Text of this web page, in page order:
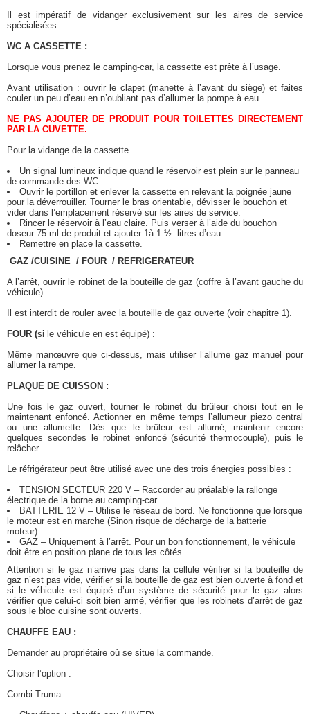
Il est impératif de vidanger exclusivement sur les aires de service
spécialisées.
WC A CASSETTE :
Lorsque vous prenez le camping-car, la cassette est prête à l’usage.
Avant utilisation : ouvrir le clapet (manette à l’avant du siège) et faites
couler un peu d’eau en n’oubliant pas d’allumer la pompe à eau.
NE PAS AJOUTER DE PRODUIT POUR TOILETTES DIRECTEMENT
PAR LA CUVETTE.
Pour la vidange de la cassette
Un signal lumineux indique quand le réservoir est plein sur le panneau
de commande des WC.
Ouvrir le portillon et enlever la cassette en relevant la poignée jaune
pour la déverrouiller. Tourner le bras orientable, dévisser le bouchon et
vider dans l’emplacement réservé sur les aires de service.
Rincer le réservoir à l’eau claire. Puis verser à l’aide du bouchon
doseur 75 ml de produit et ajouter 1à 1 ½ litres d’eau.
Remettre en place la cassette.
GAZ /CUISINE / FOUR / REFRIGERATEUR
A l’arrêt, ouvrir le robinet de la bouteille de gaz (coffre à l’avant gauche du
véhicule).
Il est interdit de rouler avec la bouteille de gaz ouverte (voir chapitre 1).
FOUR (si le véhicule en est équipé) :
Même manœuvre que ci-dessus, mais utiliser l’allume gaz manuel pour
allumer la rampe.
PLAQUE DE CUISSON :
Une fois le gaz ouvert, tourner le robinet du brûleur choisi tout en le
maintenant enfoncé. Actionner en même temps l’allumeur piezo central
ou une allumette. Dès que le brûleur est allumé, maintenir encore
quelques secondes le robinet enfoncé (sécurité thermocouple), puis le
relâcher.
Le réfrigérateur peut être utilisé avec une des trois énergies possibles :
TENSION SECTEUR 220 V – Raccorder au préalable la rallonge
électrique de la borne au camping-car
BATTERIE 12 V – Utilise le réseau de bord. Ne fonctionne que lorsque
le moteur est en marche (Sinon risque de décharge de la batterie
moteur).
GAZ – Uniquement à l’arrêt. Pour un bon fonctionnement, le véhicule
doit être en position plane de tous les côtés.
Attention si le gaz n’arrive pas dans la cellule vérifier si la bouteille de
gaz n’est pas vide, vérifier si la bouteille de gaz est bien ouverte à fond et
si le véhicule est équipé d’un système de sécurité pour le gaz alors
vérifier que celui-ci soit bien armé, vérifier que les robinets d’arrêt de gaz
sous le bloc cuisine sont ouverts.
CHAUFFE EAU :
Demander au propriétaire où se situe la commande.
Choisir l’option :
Combi Truma